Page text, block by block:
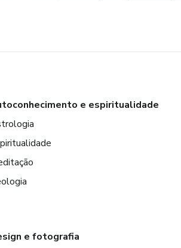
e espiritualidade
e fotografia